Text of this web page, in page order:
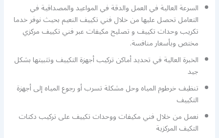
السرعة العالية في العمل والدقة في المواعيد والمصداقية في
التعامل تحصل عليها من خلال فني تكييف النعيم بحيث نوفر خدما
تكريب وحدات تكييف و تصليح مكيفات عبر فني تكييف مركزي
مختص وبأسعار منافسة.
الخبرة العالية في تحديد أماكن تركيب أجهزة التكييف وتثبيتها بشكل
جيد
تنظيف خرطوم المياه وحل مشكلة تسرب أو رجوع المياه إلى أجهزة
التكييف
نعمل من خلال فني مكيفات ووحدات تكييف على تركيب دكتات
التكيف المركزية